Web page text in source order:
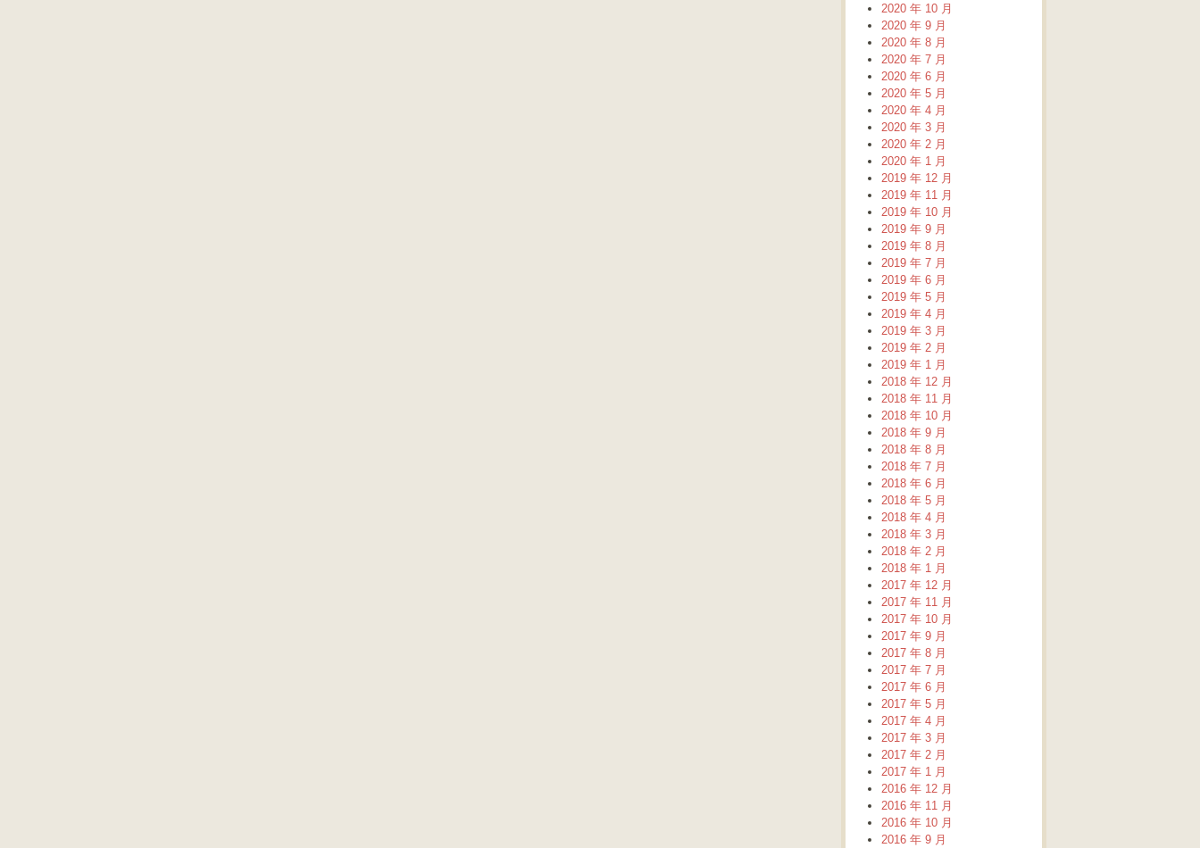
2020 年 10 月
2020 年 9 月
2020 年 8 月
2020 年 7 月
2020 年 6 月
2020 年 5 月
2020 年 4 月
2020 年 3 月
2020 年 2 月
2020 年 1 月
2019 年 12 月
2019 年 11 月
2019 年 10 月
2019 年 9 月
2019 年 8 月
2019 年 7 月
2019 年 6 月
2019 年 5 月
2019 年 4 月
2019 年 3 月
2019 年 2 月
2019 年 1 月
2018 年 12 月
2018 年 11 月
2018 年 10 月
2018 年 9 月
2018 年 8 月
2018 年 7 月
2018 年 6 月
2018 年 5 月
2018 年 4 月
2018 年 3 月
2018 年 2 月
2018 年 1 月
2017 年 12 月
2017 年 11 月
2017 年 10 月
2017 年 9 月
2017 年 8 月
2017 年 7 月
2017 年 6 月
2017 年 5 月
2017 年 4 月
2017 年 3 月
2017 年 2 月
2017 年 1 月
2016 年 12 月
2016 年 11 月
2016 年 10 月
2016 年 9 月